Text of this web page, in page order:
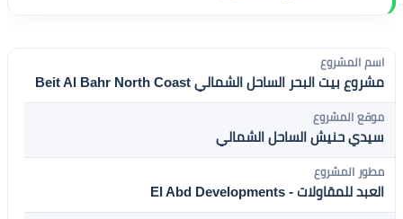
اسم المشروع
مشروع بيت البحر الساحل الشمالي Beit Al Bahr North Coast
موقع المشروع
سيدي حنيش الساحل الشمالي
مطور المشروع
العبد للمقاولات - El Abd Developments